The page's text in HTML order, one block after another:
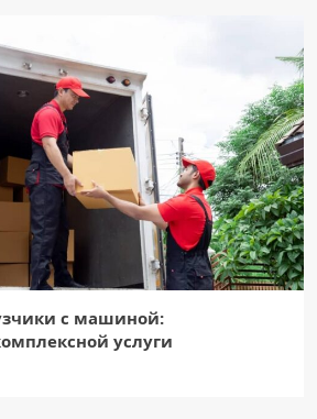
с машиной:
услуги